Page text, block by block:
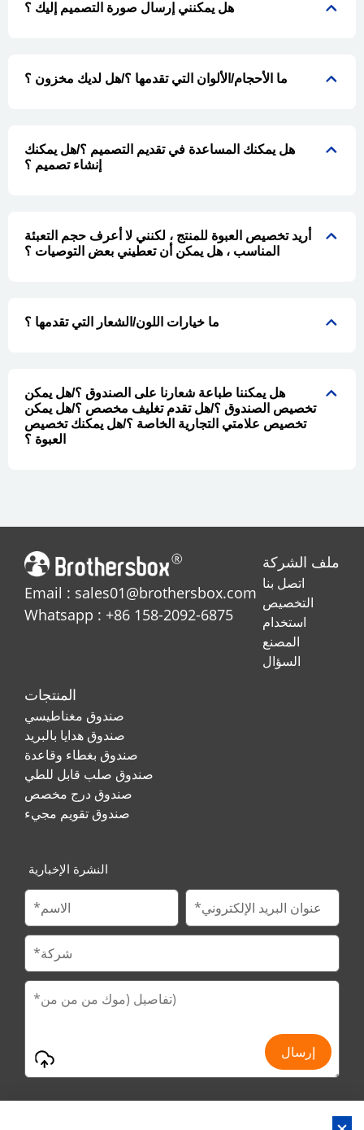
هل يمكنني إرسال صورة التصميم إليك ؟
ما الأحجام/الألوان التي تقدمها ؟/هل لديك مخزون ؟
هل يمكنك المساعدة في تقديم التصميم ؟/هل يمكنك
إنشاء تصميم ؟
أريد تخصيص العبوة للمنتج ، لكنني لا أعرف حجم التعبئة
المناسب ، هل يمكن أن تعطيني بعض التوصيات ؟
ما خيارات اللون/الشعار التي تقدمها ؟
هل يمكننا طباعة شعارنا على الصندوق ؟/هل يمكن
تخصيص الصندوق ؟/هل تقدم تغليف مخصص ؟/هل يمكن
تخصيص علامتي التجارية الخاصة ؟/هل يمكنك تخصيص
العبوة ؟
Email : sales01@brothersbox.com
Whatsapp : +86 158-2092-6875
ملف الشركة
اتصل بنا
التخصيص
استخدام
المصنع
السؤال
المنتجات
صندوق مغناطيسي
صندوق هدايا بالبريد
صندوق بغطاء وقاعدة
صندوق صلب قابل للطي
صندوق درج مخصص
صندوق تقويم مجيء
النشرة الإخبارية